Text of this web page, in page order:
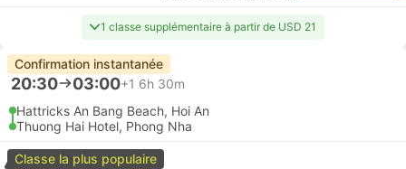
1 classe supplémentaire à partir de USD 21
Confirmation instantanée
20:30 03:00+1 6h 30m
Hattricks An Bang Beach, Hoi An
Thuong Hai Hotel, Phong Nha
Classe la plus populaire